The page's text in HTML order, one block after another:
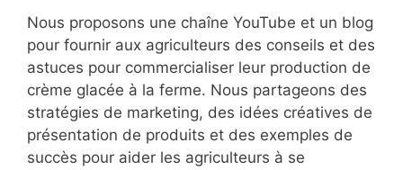
Nous proposons une chaîne YouTube et un blog
pour fournir aux agriculteurs des conseils et des
astuces pour commercialiser leur production de
crème glacée à la ferme. Nous partageons des
stratégies de marketing, des idées créatives de
présentation de produits et des exemples de
succès pour aider les agriculteurs à se